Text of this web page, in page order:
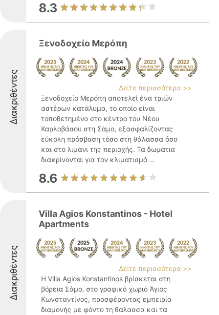
8.3
Διακριθέντες
Ξενοδοχείο Μερόπη
Δείτε περισσότερα >>
Ξενοδοχείο Μερόπη αποτελεί ένα τριών
αστέρων κατάλυμα, το οποίο είναι
τοποθετημένο στο κέντρο του Νέου
Καρλοβάσου στη Σάμο, εξασφαλίζοντας
εύκολη πρόσβαση τόσο στη θάλασσα όσο
και στο λιμάνι της περιοχής. Τα δωμάτια
διακρίνονται για τον κλιματισμό ...
8.6
Διακριθέντες
Villa Agios Konstantinos - Hotel
Apartments
Δείτε περισσότερα >>
Η Villa Agios Konstantinos βρίσκεται στη
βόρεια Σάμο, στο γραφικό χωριό Άγιος
Κωνσταντίνος, προσφέροντας εμπειρία
διαμονής με φόντο τη θάλασσα και τα